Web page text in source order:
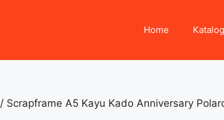
Home Katalog
/ Scrapframe A5 Kayu Kado Anniversary